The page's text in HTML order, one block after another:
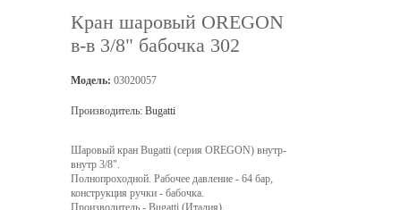
Кран шаровый OREGON
в-в 3/8" бабочка 302
Модель: 03020057
Производитель: Bugatti
Шаровый кран Bugatti (серия OREGON) внутр-
внутр 3/8".
Полнопроходной. Рабочее давление - 64 бар,
конструкция ручки - бабочка.
Производитель - Bugatti (Италия).